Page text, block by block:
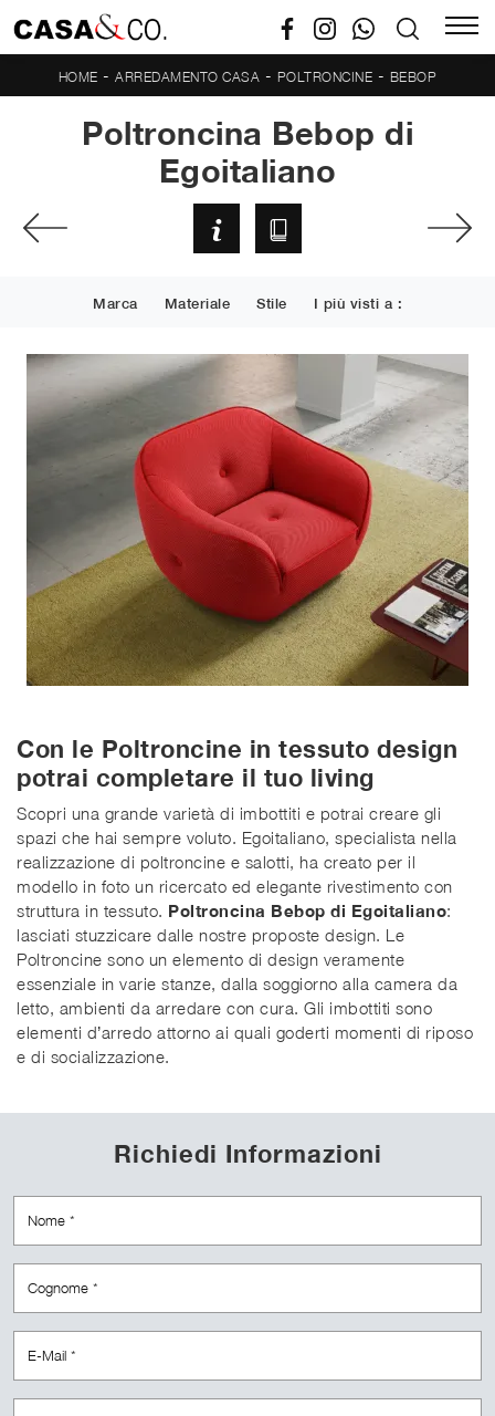
HOME -ARREDAMENTO CASA - POLTRONCINE - BEBOP
Poltroncina Bebop di
Egoitaliano
Marca Materiale Stile I più visti a :
Con le Poltroncine in tessuto design
potrai completare il tuo living
Scopri una grande varietà di imbottiti e potrai creare gli
spazi che hai sempre voluto. Egoitaliano, specialista nella
realizzazione di poltroncine e salotti, ha creato per il
modello in foto un ricercato ed elegante rivestimento con
struttura in tessuto. Poltroncina Bebop di Egoitaliano:
lasciati stuzzicare dalle nostre proposte design. Le
Poltroncine sono un elemento di design veramente
essenziale in varie stanze, dalla soggiorno alla camera da
letto, ambienti da arredare con cura. Gli imbottiti sono
elementi d’arredo attorno ai quali goderti momenti di riposo
e di socializzazione.
Richiedi Informazioni